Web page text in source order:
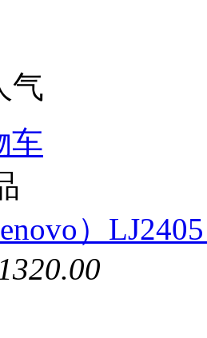
气
车
）